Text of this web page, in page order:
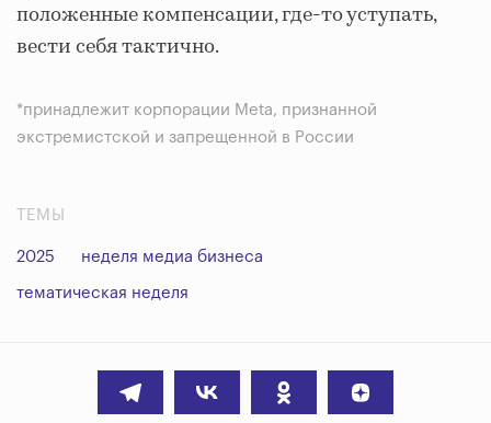
положенные компенсации, где-то уступать,
вести себя тактично.
*принадлежит корпорации Meta, признанной
экстремистской и запрещенной в России
ТЕМЫ
2025 неделя медиа бизнеса
тематическая неделя